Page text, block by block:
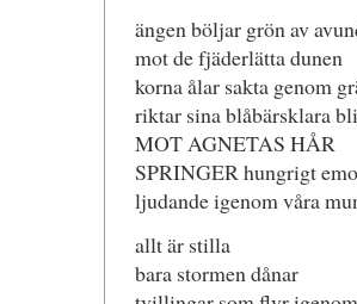
ängen böljar grön av
mot de fjäderlätta dunen
korna ålar sakta genom
riktar sina blåbärsklara
MOT AGNETAS HÅR
SPRINGER hungrigt
ljudande igenom våra
allt är stilla
bara stormen dånar